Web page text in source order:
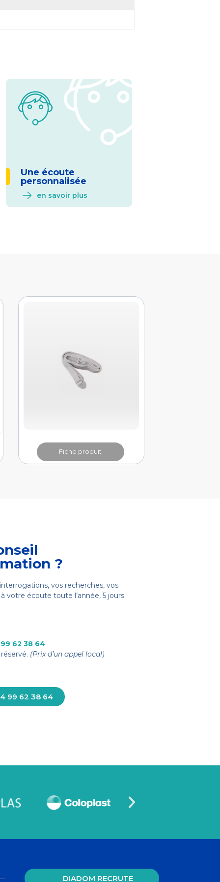
Une écoute
personnalisée
en savoir plus
Fiche produit
?
vos recherches, vos
votre écoute toute l’année, 5 jours
62 38 64
(Prix d’un appel local)
99 62 38 64
DIADOM RECRUTE